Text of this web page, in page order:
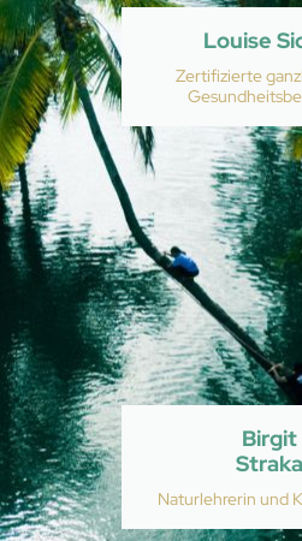
Louise
Zertifizierte
Birgit
Straka
Naturlehrerin und